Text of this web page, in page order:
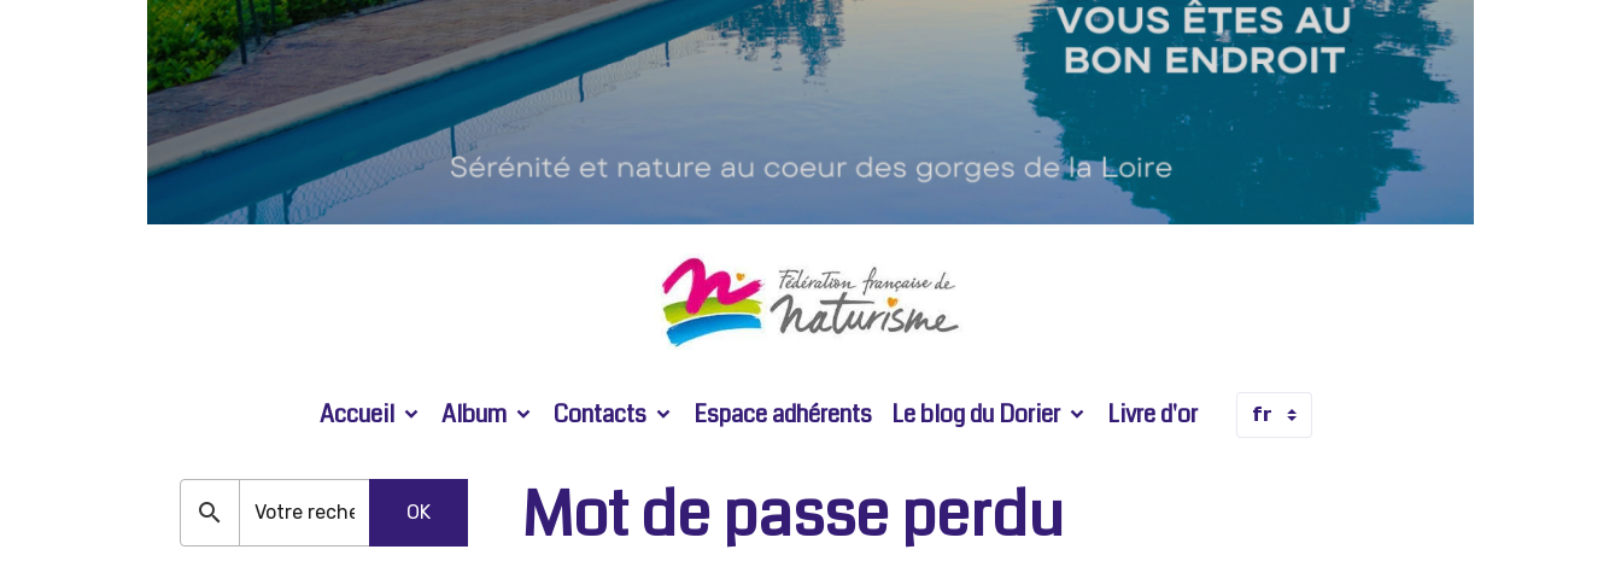
Accueil Album Contacts Espace adhérents Le blog du Dorier Livre d'or
Mot de passe perdu
OK